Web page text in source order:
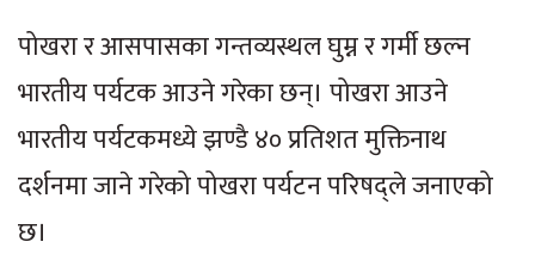
पोखरा र आसपासका गन्तव्यस्थल घुम्न र गर्मी छल्न
भारतीय पर्यटक आउने गरेका छन्। पोखरा आउने
भारतीय पर्यटकमध्ये झण्डै ४० प्रतिशत मुक्तिनाथ
दर्शनमा जाने गरेको पोखरा पर्यटन परिषद्ले जनाएको
छ।